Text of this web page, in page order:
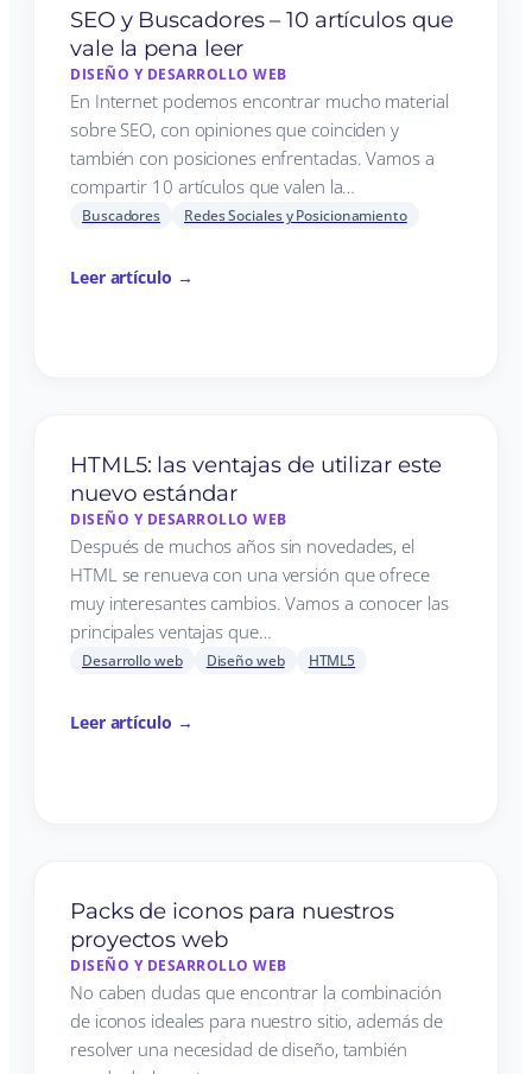
SEO y Buscadores – 10 artículos que
vale la pena leer
DISEÑO Y DESARROLLO WEB
En Internet podemos encontrar mucho material
sobre SEO, con opiniones que coinciden y
también con posiciones enfrentadas. Vamos a
compartir 10 artículos que valen la…
Buscadores Redes Sociales y Posicionamiento
Leer artículo →
HTML5: las ventajas de utilizar este
nuevo estándar
DISEÑO Y DESARROLLO WEB
Después de muchos años sin novedades, el
HTML se renueva con una versión que ofrece
muy interesantes cambios. Vamos a conocer las
principales ventajas que…
Desarrollo web Diseño web HTML5
Leer artículo →
Packs de iconos para nuestros
proyectos web
DISEÑO Y DESARROLLO WEB
No caben dudas que encontrar la combinación
de iconos ideales para nuestro sitio, además de
resolver una necesidad de diseño, también